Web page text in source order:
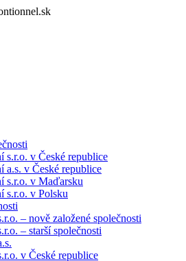
s.r.o. v České republice
a.s. v České republice
s.r.o. v Maďarsku
s.r.o. v Polsku
– nově založené společnosti
– starší společnosti
v České republice